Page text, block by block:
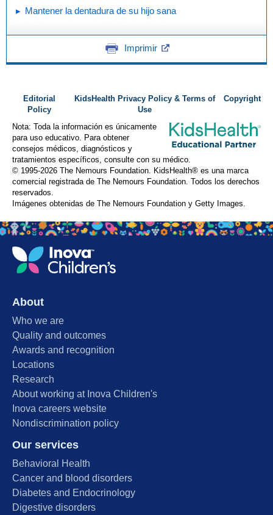
Mantener la dentadura de su hijo sana
Imprimir
Editorial
Policy
KidsHealth Privacy Policy & Terms of
Use
Copyright
Nota: Toda la información es únicamente
para uso educativo. Para obtener
consejos médicos, diagnósticos y
tratamientos específicos, consulte con su médico.
© 1995-2026 The Nemours Foundation. KidsHealth® es una marca
comercial registrada de The Nemours Foundation. Todos los derechos
reservados.
Imágenes obtenidas de The Nemours Foundation y Getty Images.
About
Who we are
Quality and outcomes
Awards and recognition
Locations
Research
About working at Inova Children's
Inova careers website
Nondiscrimination policy
Our services
Behavioral Health
Cancer and blood disorders
Diabetes and Endocrinology
Digestive disorders